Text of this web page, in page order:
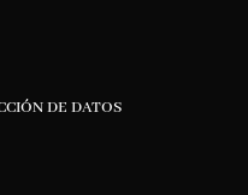
DE DATOS